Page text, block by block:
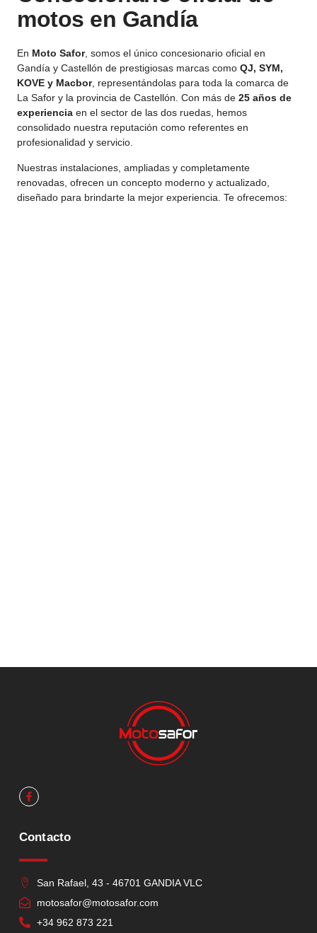
motos en Gandía
En Moto Safor, somos el único concesionario oficial en
Gandía y Castellón de prestigiosas marcas como QJ, SYM,
KOVE y Macbor, representándolas para toda la comarca de
La Safor y la provincia de Castellón. Con más de 25 años de
experiencia en el sector de las dos ruedas, hemos
consolidado nuestra reputación como referentes en
profesionalidad y servicio.
Nuestras instalaciones, ampliadas y completamente
renovadas, ofrecen un concepto moderno y actualizado,
diseñado para brindarte la mejor experiencia. Te ofrecemos:
Contacto
San Rafael, 43 - 46701 GANDIA VLC
motosafor@motosafor.com
+34 962 873 221